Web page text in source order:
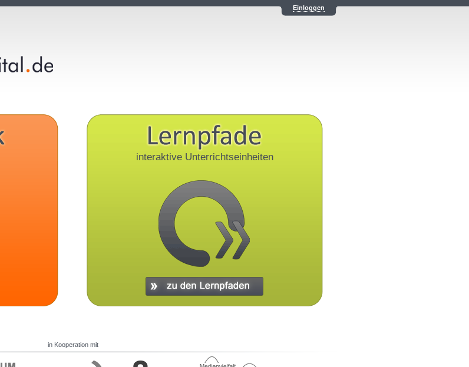
Einloggen
interaktive Unterrichtseinheiten
in Kooperation mit